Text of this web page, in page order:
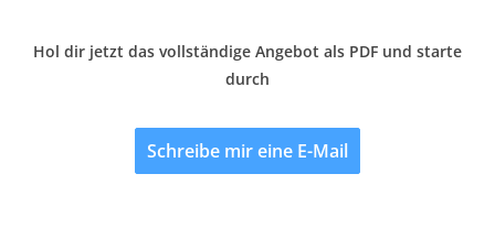
Hol dir jetzt das vollständige Angebot als PDF und starte
durch
Schreibe mir eine E-Mail